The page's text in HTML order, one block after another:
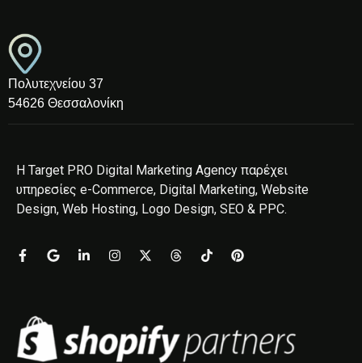
Πολυτεχνείου 37
54626 Θεσσαλονίκη
Η Target PRO Digital Marketing Agency παρέχει
υπηρεσίες e-Commerce, Digital Marketing, Website
Design, Web Hosting, Logo Design, SEO & PPC.